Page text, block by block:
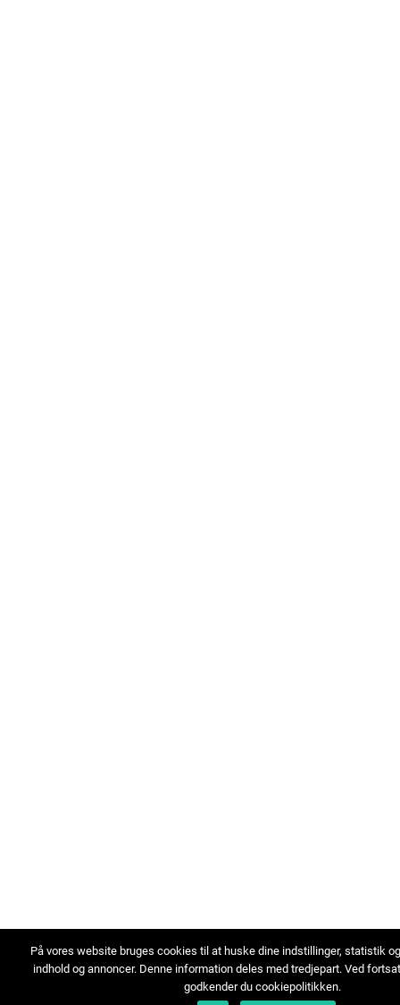
På vores website bruges cookies til at huske dine indstillinger, statistik
indhold og annoncer. Denne information deles med tredjepart. Ved
godkender du cookiepolitikken.